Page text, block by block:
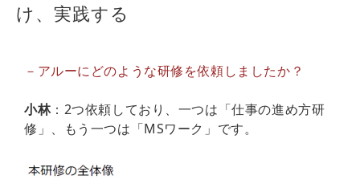
け、実践する
－アルーにどのような研修を依頼しましたか？
小林：2つ依頼しており、一つは「仕事の進め方研
修」、もう一つは「MSワーク」です。